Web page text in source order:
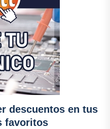
descuentos en tus
favoritos